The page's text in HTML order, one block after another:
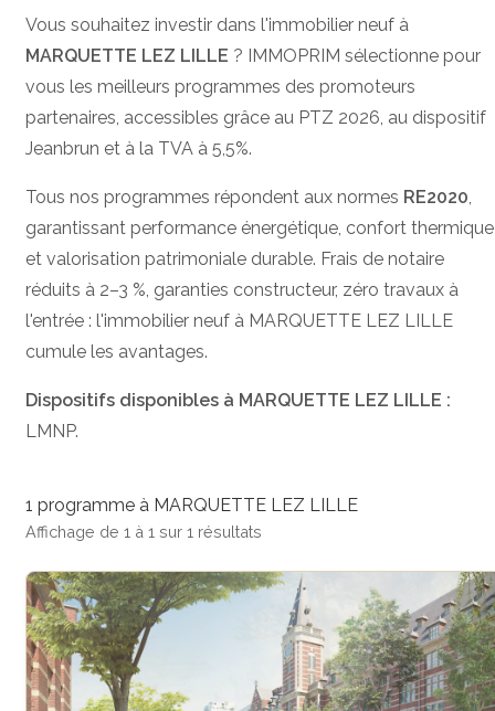
Vous souhaitez investir dans l'immobilier neuf à
MARQUETTE LEZ LILLE ? IMMOPRIM sélectionne pour
vous les meilleurs programmes des promoteurs
partenaires, accessibles grâce au PTZ 2026, au dispositif
Jeanbrun et à la TVA à 5,5%.
Tous nos programmes répondent aux normes RE2020,
garantissant performance énergétique, confort thermique
et valorisation patrimoniale durable. Frais de notaire
réduits à 2–3 %, garanties constructeur, zéro travaux à
l'entrée : l'immobilier neuf à MARQUETTE LEZ LILLE
cumule les avantages.
Dispositifs disponibles à MARQUETTE LEZ LILLE :
LMNP.
1 programme à MARQUETTE LEZ LILLE
Affichage de 1 à 1 sur 1 résultats